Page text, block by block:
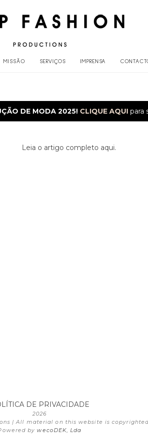
MISSÃO SERVIÇOS IMPRENSA
DE MODA 2025! CLIQUE AQUIpara
Leia o artigo completo aqui.
DE PRIVACIDADE
2026
| All material on this website is
bywecoDEK, Lda